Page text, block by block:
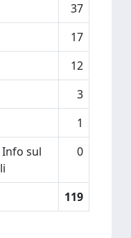
37
17
12
3
1
sul
0
119